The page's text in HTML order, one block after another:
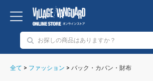
全て > ファッション > バック・カバン・財布